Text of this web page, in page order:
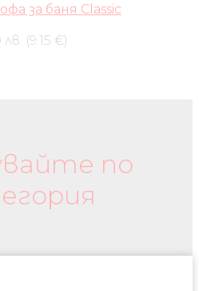
за баня Classic
лв. (9.15 €)
по